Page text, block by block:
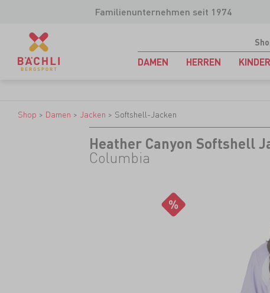
Familienunternehmen seit 1974
DAMEN HERREN KINDER
Shop > Damen > Jacken > Softshell-Jacken
Heather Canyon Softshell
Columbia